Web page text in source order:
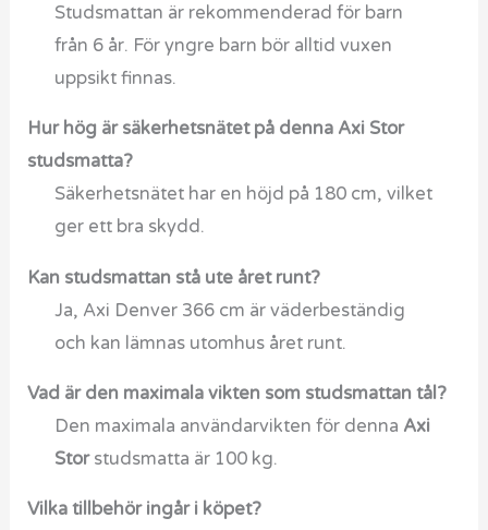
Studsmattan är rekommenderad för barn
från 6 år. För yngre barn bör alltid vuxen
uppsikt finnas.
Hur hög är säkerhetsnätet på denna Axi Stor
studsmatta?
Säkerhetsnätet har en höjd på 180 cm, vilket
ger ett bra skydd.
Kan studsmattan stå ute året runt?
Ja, Axi Denver 366 cm är väderbeständig
och kan lämnas utomhus året runt.
Vad är den maximala vikten som studsmattan tål?
Den maximala användarvikten för denna Axi
Storstudsmatta är 100 kg.
Vilka tillbehör ingår i köpet?